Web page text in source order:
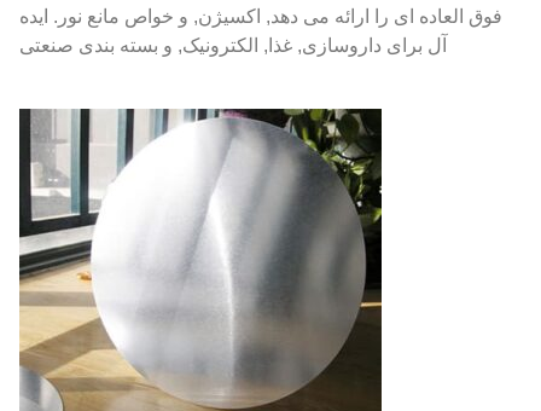
فوق العاده ای را ارائه می دهد, اکسیژن, و خواص مانع نور. ایده
آل برای داروسازی, غذا, الکترونیک, و بسته بندی صنعتی